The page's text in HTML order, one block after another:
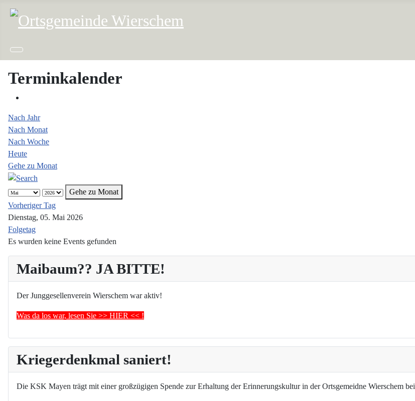
Maibaum?? JA BITTE!
Der Junggesellenverein Wierschem war aktiv!
Was da los war, lesen Sie >> HIER << !
Kriegerdenkmal saniert!
Die KSK Mayen trägt mit einer großzügigen Spende zur Erhaltung der Erinnerungskultur in der Ortsgemeidne Wierschem bei
Terminkalender
Nach Jahr
Nach Monat
Nach Woche
Heute
Gehe zu Monat
Gehe zu Monat
Vorheriger Tag
Dienstag, 05. Mai 2026
Folgetag
Es wurden keine Events gefunden